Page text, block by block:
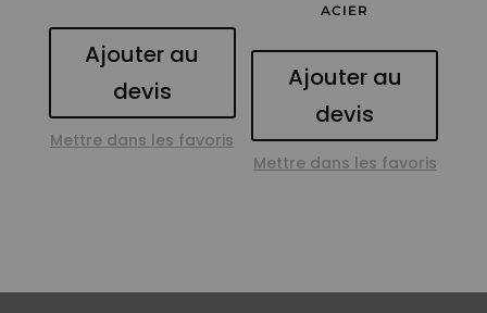
Ajouter au
devis
Mettre dans les favoris
ACIER
Ajouter au
devis
Mettre dans les favoris